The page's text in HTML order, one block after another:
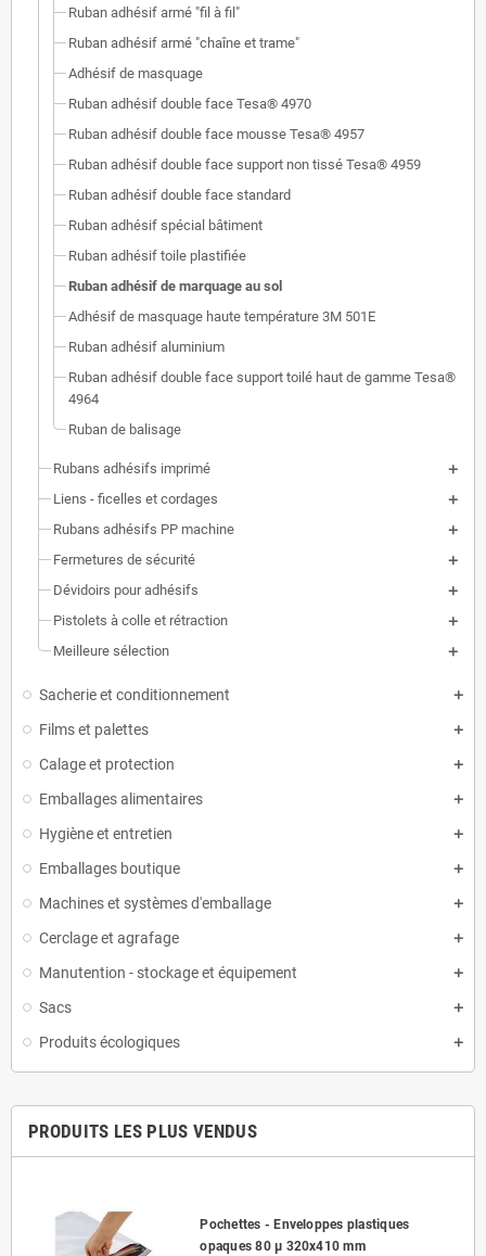
Ruban adhésif armé "fil à fil"
Ruban adhésif armé "chaîne et trame"
Adhésif de masquage
Ruban adhésif double face Tesa® 4970
Ruban adhésif double face mousse Tesa® 4957
Ruban adhésif double face support non tissé Tesa® 4959
Ruban adhésif double face standard
Ruban adhésif spécial bâtiment
Ruban adhésif toile plastifiée
Ruban adhésif de marquage au sol
Adhésif de masquage haute température 3M 501E
Ruban adhésif aluminium
Ruban adhésif double face support toilé haut de gamme Tesa®
4964
Ruban de balisage
Rubans adhésifs imprimé
Liens - ficelles et cordages
Rubans adhésifs PP machine
Fermetures de sécurité
Dévidoirs pour adhésifs
Pistolets à colle et rétraction
Meilleure sélection
Sacherie et conditionnement
Films et palettes
Calage et protection
Emballages alimentaires
Hygiène et entretien
Emballages boutique
Machines et systèmes d'emballage
Cerclage et agrafage
Manutention - stockage et équipement
Sacs
Produits écologiques
PRODUITS LES PLUS VENDUS
Pochettes - Enveloppes plastiques
opaques 80 µ 320x410 mm